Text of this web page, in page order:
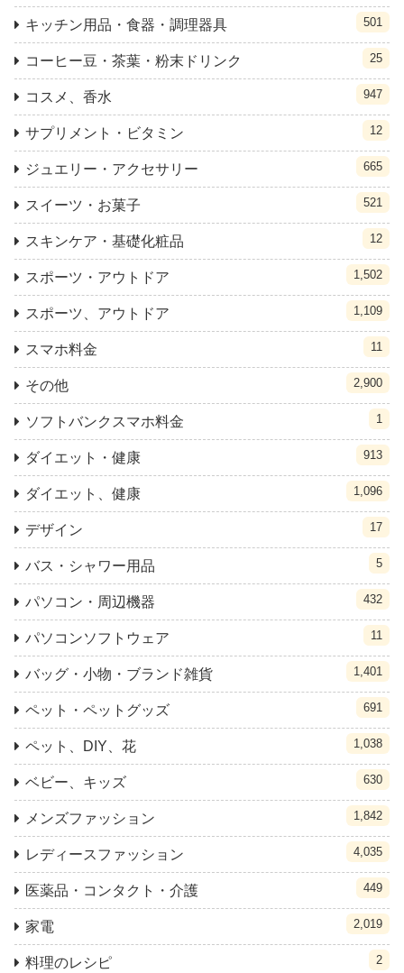
キッチン用品・食器・調理器具 501
コーヒー豆・茶葉・粉末ドリンク 25
コスメ、香水 947
サプリメント・ビタミン 12
ジュエリー・アクセサリー 665
スイーツ・お菓子 521
スキンケア・基礎化粧品 12
スポーツ・アウトドア 1,502
スポーツ、アウトドア 1,109
スマホ料金 11
その他 2,900
ソフトバンクスマホ料金 1
ダイエット・健康 913
ダイエット、健康 1,096
デザイン 17
バス・シャワー用品 5
パソコン・周辺機器 432
パソコンソフトウェア 11
バッグ・小物・ブランド雑貨 1,401
ペット・ペットグッズ 691
ペット、DIY、花 1,038
ベビー、キッズ 630
メンズファッション 1,842
レディースファッション 4,035
医薬品・コンタクト・介護 449
家電 2,019
料理のレシピ 2